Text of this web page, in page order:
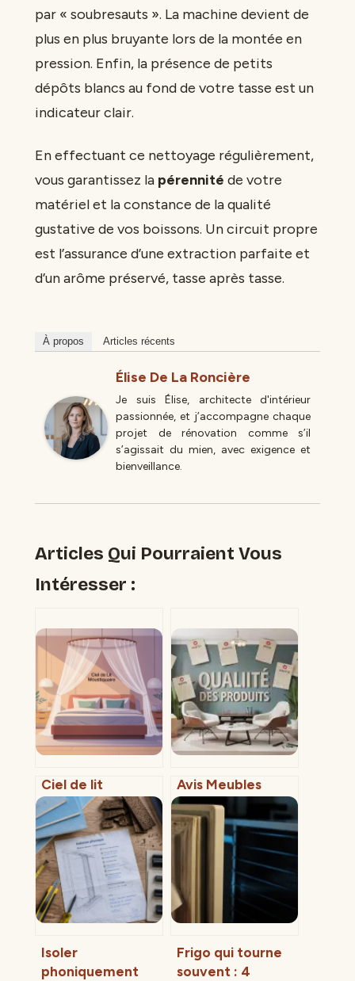
par « soubresauts ». La machine devient de
plus en plus bruyante lors de la montée en
pression. Enfin, la présence de petits
dépôts blancs au fond de votre tasse est un
indicateur clair.
En effectuant ce nettoyage régulièrement,
vous garantissez la pérennité de votre
matériel et la constance de la qualité
gustative de vos boissons. Un circuit propre
est l’assurance d’une extraction parfaite et
d’un arôme préservé, tasse après tasse.
À propos Articles récents
Élise De La Roncière
Je suis Élise, architecte d'intérieur
passionnée, et j’accompagne chaque
projet de rénovation comme s’il
s’agissait du mien, avec exigence et
bienveillance.
Articles Qui Pourraient Vous
Intéresser :
Ciel de lit
moustiquaire
pour adulte ou
enfant comment
bien choisir
Avis Meubles
Concept :
Qualité, délais et
SAV, faut-il
vraiment craquer
pour leurs
meubles design ?
Isoler
phoniquement
Frigo qui tourne
souvent : 4